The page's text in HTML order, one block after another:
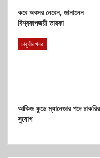
কবে অবসর নেবেন, জানালেন
বিশ্বকাপজয়ী তারকা
চাকুরীর খবর
আকিজ ফুডে ম্যানেজার পদে চাকরির
সুযোগ